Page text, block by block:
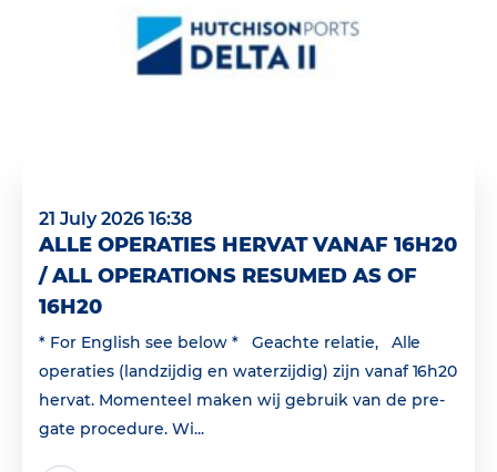
21 July 2026 16:38
ALLE OPERATIES HERVAT VANAF 16H20
/ ALL OPERATIONS RESUMED AS OF
16H20
* For English see below * Geachte relatie, Alle
operaties (landzijdig en waterzijdig) zijn vanaf 16h20
hervat. Momenteel maken wij gebruik van de pre-
gate procedure. Wi...